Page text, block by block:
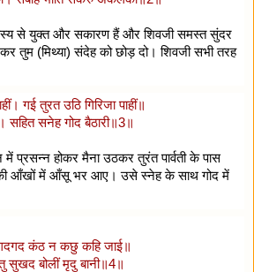
से युक्त और सकारण हैं और शिवजी समस्त सुंदर
तुम (मिथ्या) संदेह को छोड़ दो। शिवजी सभी तरह
गई तुरत उठि गिरिजा पाहीं॥
सहित सनेह गोद बैठारी॥3॥
प्रसन्न होकर मैना उठकर तुरंत पार्वती के पास
आँखों में आँसू भर आए। उसे स्नेह के साथ गोद में
गदगद कंठ न कछु कहि जाई॥
सुखद बोलीं मृदु बानी॥4॥